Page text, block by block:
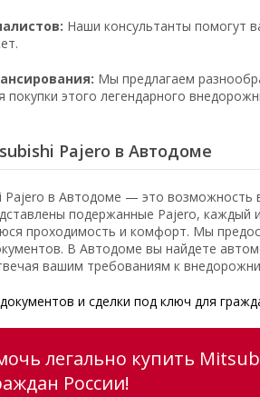
Наши консультанты помогут
Мы предлагаем
этого легендарного
Pajero в Автодоме
Pajero в Автодоме — это
подержанные Pajero, каждый
проходимость и комфорт. Мы
В Автодоме вы найдете
вашим требованиям к
и сделки под ключ для
легально купить
России!